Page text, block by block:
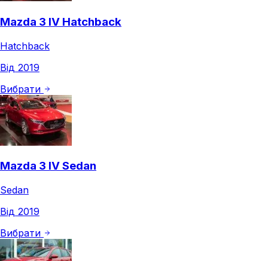
Mazda 3 IV Hatchback
Hatchback
Від 2019
Вибрати
Mazda 3 IV Sedan
Sedan
Від 2019
Вибрати